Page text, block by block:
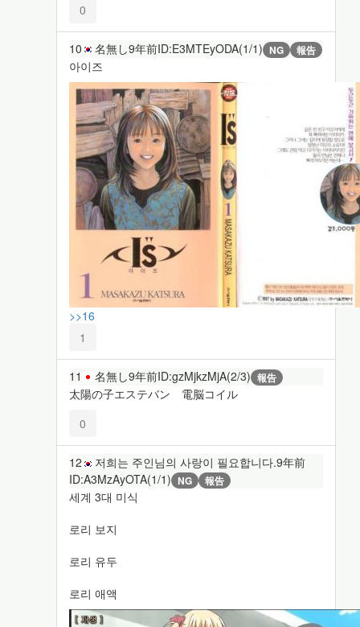
0
10 名無し9年前ID:E3MTEyODA(1/1) NG 報告
아이즈
>>16
1
11 名無し9年前ID:gzMjkzMjA(2/3) 報告
太陽の子エステバン 電脳コイル
0
12 저희는 주인님의 사랑이 필요합니다.9年前
ID:A3MzAyOTA(1/1) NG 報告
세계 3대 미식
로리 보지
로리 유두
로리 애액